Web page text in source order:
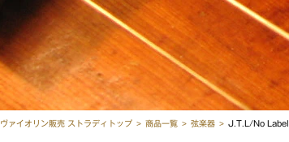
ヴァイオリン販売 ストラディトップ 商品一覧 弦楽器 J.T.L/No Label